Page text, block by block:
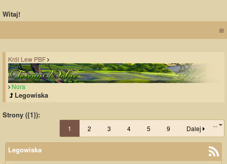
Witaj!
≡
Król Lew PBF
Nora
Legowiska
Strony ({1}):
1 2 3 4 5 ...
9 Dalej
Legowiska